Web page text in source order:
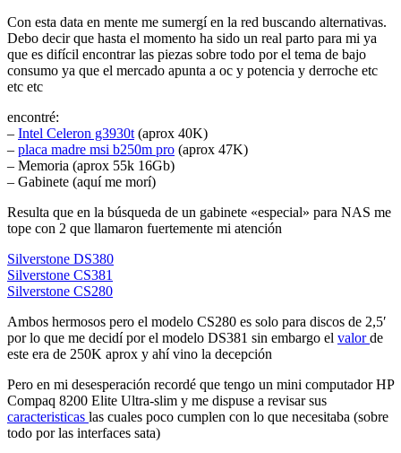
Con esta data en mente me sumergí en la red buscando alternativas.
Debo decir que hasta el momento ha sido un real parto para mi ya
que es difícil encontrar las piezas sobre todo por el tema de bajo
consumo ya que el mercado apunta a oc y potencia y derroche etc
etc etc
encontré:
– Intel Celeron g3930t (aprox 40K)
– placa madre msi b250m pro (aprox 47K)
– Memoria (aprox 55k 16Gb)
– Gabinete (aquí me morí)
Resulta que en la búsqueda de un gabinete «especial» para NAS me
tope con 2 que llamaron fuertemente mi atención
Silverstone DS380
Silverstone CS381
Silverstone CS280
Ambos hermosos pero el modelo CS280 es solo para discos de 2,5′
por lo que me decidí por el modelo DS381 sin embargo el valorde
este era de 250K aprox y ahí vino la decepción
Pero en mi desesperación recordé que tengo un mini computador HP
Compaq 8200 Elite Ultra-slim y me dispuse a revisar sus
caracteristicas las cuales poco cumplen con lo que necesitaba (sobre
todo por las interfaces sata)